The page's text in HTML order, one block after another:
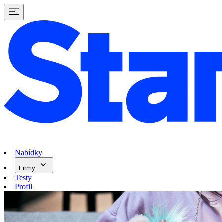
Nabídky
Firmy
Testy
Profil